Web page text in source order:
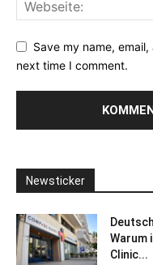
Save my name,
next time I comment.
Newsticker
Warum
Clinic...